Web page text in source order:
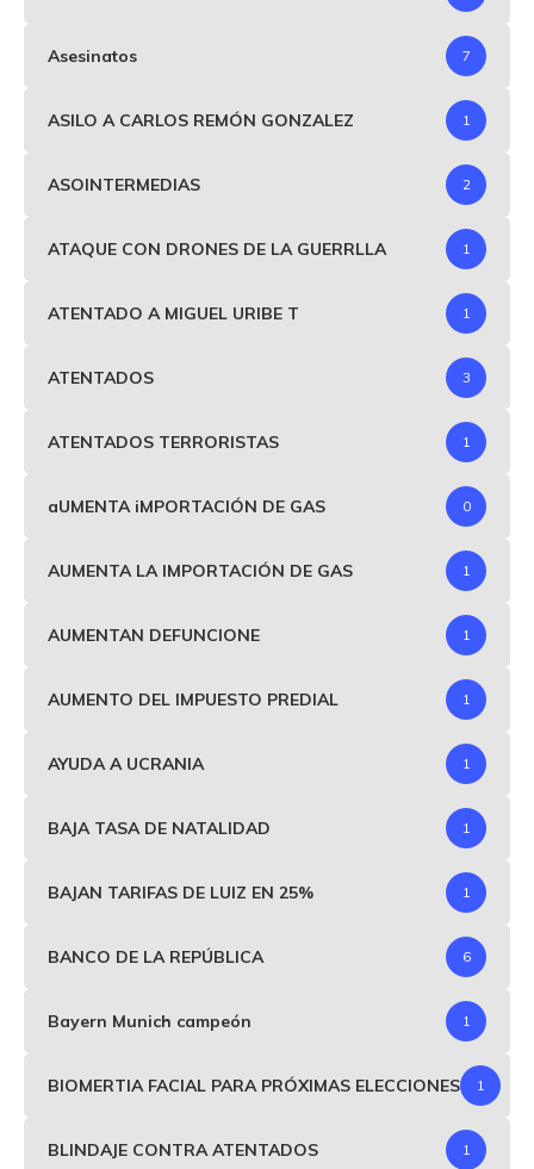
Asesinatos 7
ASILO A CARLOS REMÓN GONZALEZ 1
ASOINTERMEDIAS 2
ATAQUE CON DRONES DE LA GUERRLLA 1
ATENTADO A MIGUEL URIBE T 1
ATENTADOS 3
ATENTADOS TERRORISTAS 1
aUMENTA iMPORTACIÓN DE GAS 0
AUMENTA LA IMPORTACIÓN DE GAS 1
AUMENTAN DEFUNCIONE 1
AUMENTO DEL IMPUESTO PREDIAL 1
AYUDA A UCRANIA 1
BAJA TASA DE NATALIDAD 1
BAJAN TARIFAS DE LUIZ EN 25% 1
BANCO DE LA REPÚBLICA 6
Bayern Munich campeón 1
BIOMERTIA FACIAL PARA PRÓXIMAS ELECCIONES 1
BLINDAJE CONTRA ATENTADOS 1